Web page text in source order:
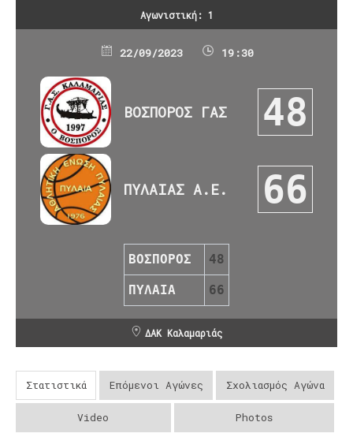
Αγωνιστική: 1
22/09/2023 19:30
ΒΟΣΠΟΡΟΣ ΓΑΣ 48
ΠΥΛΑΙΑΣ Α.Ε. 66
ΒΟΣΠΟΡΟΣ 48
ΠΥΛΑΙΑ 66
ΔΑΚ Καλαμαριάς
Στατιστικά Επόμενοι Αγώνες Σχολιασμός Αγώνα
Video Photos